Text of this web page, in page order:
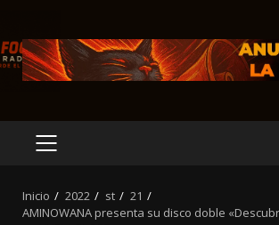
MENÚ
Inicio 2022 st
21
AMINOWANA presenta su disco doble